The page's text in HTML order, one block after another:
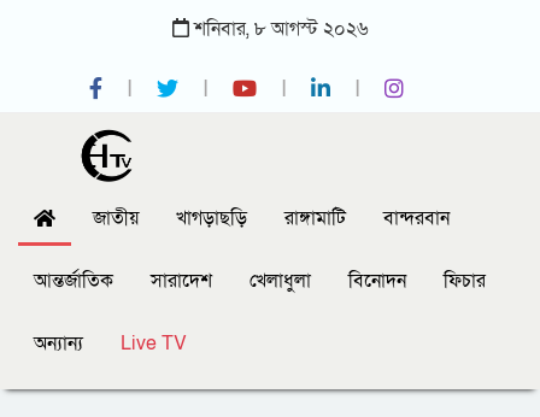
শনিবার,৮আগস্ট ২০২৬
জাতীয় খাগড়াছড়ি রাঙ্গামাটি বান্দরবান
আন্তর্জাতিক সারাদেশ খেলাধুলা বিনোদন ফিচার
অন্যান্য Live TV